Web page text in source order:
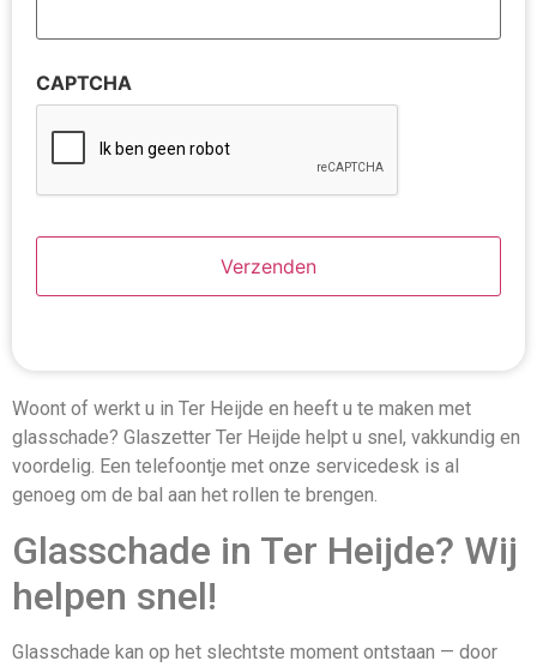
CAPTCHA
Woont of werkt u in Ter Heijde en heeft u te maken met
glasschade? Glaszetter Ter Heijde helpt u snel, vakkundig en
voordelig. Een telefoontje met onze servicedesk is al
genoeg om de bal aan het rollen te brengen.
Glasschade in Ter Heijde? Wij
helpen snel!
Glasschade kan op het slechtste moment ontstaan — door